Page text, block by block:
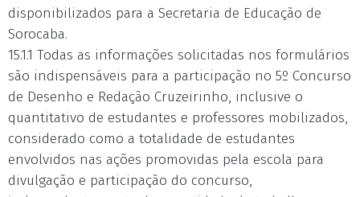
disponibilizados para a Secretaria de Educação de
Sorocaba.
15.1.1 Todas as informações solicitadas nos formulários
são indispensáveis para a participação no 5º Concurso
de Desenho e Redação Cruzeirinho, inclusive o
quantitativo de estudantes e professores mobilizados,
considerado como a totalidade de estudantes
envolvidos nas ações promovidas pela escola para
divulgação e participação do concurso,